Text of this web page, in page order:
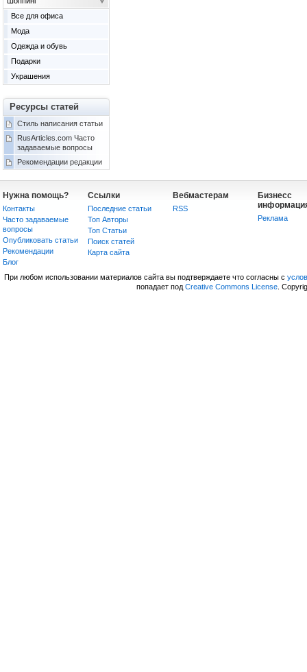
Все для офиса
Мода
Одежда и обувь
Подарки
Украшения
Ресурсы статей
Стиль написания статьи
RusArticles.com Часто
задаваемые вопросы
Рекомендации редакции
Нужна помощь?
Контакты
Часто задаваемые
вопросы
Опубликовать статьи
Рекомендации
Блог
Ссылки
Последние статьи
Топ Авторы
Топ Статьи
Поиск статей
Карта сайта
Вебмастерам
RSS
Бизнесс
Реклама
При любом использовании материалов сайта вы подтверждаете что согласны с
попадает под Creative Commons License.